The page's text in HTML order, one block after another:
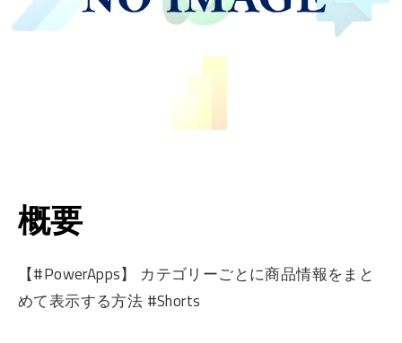
概要
【#PowerApps】 カテゴリーごとに商品情報をまと
めて表示する方法 #Shorts